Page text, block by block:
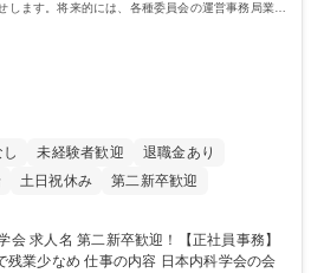
します。将来的には、各種委員会の運営事務局業務
。
未経験者歓迎
退職金あり
土日祝休み 第二新卒歓迎
事務】
容 日本内科学会の会